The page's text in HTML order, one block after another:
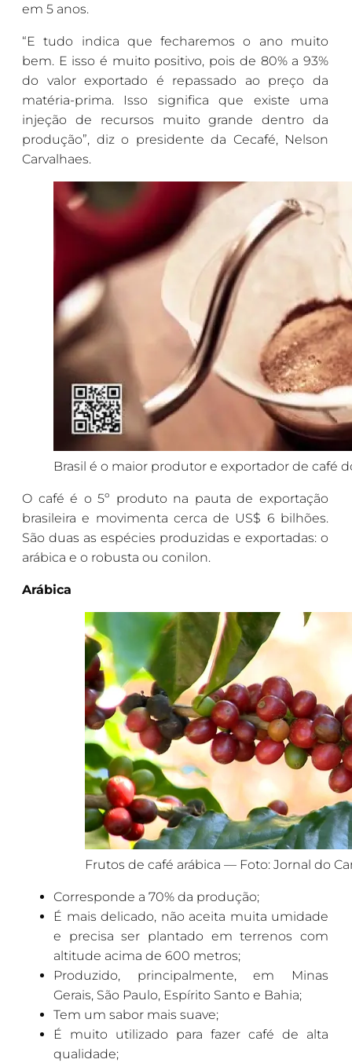
em 5 anos.
“E tudo indica que fecharemos o ano muito
bem. E isso é muito positivo, pois de 80% a 93%
do valor exportado é repassado ao preço da
matéria-prima. Isso significa que existe uma
injeção de recursos muito grande dentro da
produção”, diz o presidente da Cecafé, Nelson
Carvalhaes.
Brasil é o maior produtor e exportador de café
O café é o 5º produto na pauta de exportação
brasileira e movimenta cerca de US$ 6 bilhões.
São duas as espécies produzidas e exportadas: o
arábica e o robusta ou conilon.
Arábica
Frutos de café arábica — Foto: Jornal do
Corresponde a 70% da produção;
É mais delicado, não aceita muita umidade
e precisa ser plantado em terrenos com
altitude acima de 600 metros;
Produzido, principalmente, em Minas
Gerais, São Paulo, Espírito Santo e Bahia;
Tem um sabor mais suave;
É muito utilizado para fazer café de alta
qualidade;